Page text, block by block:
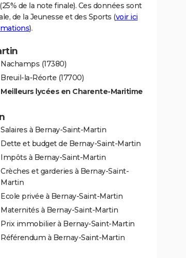
de la note finale). Ces données sont
de la Jeunesse et des Sports (voir ici
).
Nachamps (17380)
Breuil-la-Réorte (17700)
Meilleurs lycées en Charente-Maritime
Salaires à Bernay-Saint-Martin
Dette et budget de Bernay-Saint-Martin
Impôts à Bernay-Saint-Martin
Crèches et garderies à Bernay-Saint-
Martin
Ecole privée à Bernay-Saint-Martin
Maternités à Bernay-Saint-Martin
Prix immobilier à Bernay-Saint-Martin
Référendum à Bernay-Saint-Martin